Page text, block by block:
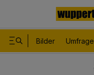
Bilder Umfrage